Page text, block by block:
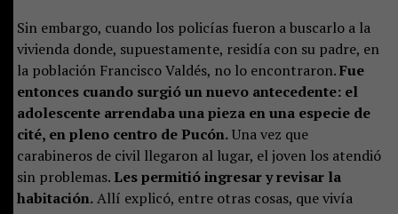
Sin embargo, cuando los policías fueron a buscarlo a la
vivienda donde, supuestamente, residía con su padre, en
la población Francisco Valdés, no lo encontraron.Fue
entonces cuando surgió un nuevo antecedente: el
adolescente arrendaba una pieza en una especie de
cité, en pleno centro de Pucón.Una vez que
carabineros de civil llegaron al lugar, el joven los atendió
sin problemas. Les permitió ingresar y revisar la
habitación.Allí explicó, entre otras cosas, que vivía